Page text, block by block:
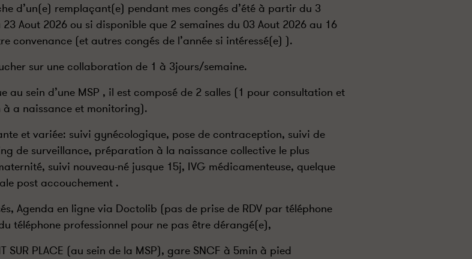
d’un(e) remplaçant(e) pendant mes congés d’été à partir du 3
23 Aout 2026 ou si disponible que 2 semaines du 03 Aout 2026 au 16
convenance (et autres congés de l’année si intéressé(e) ).
sur une collaboration de 1 à 3jours/semaine.
au sein d’une MSP , il est composé de 2 salles (1 pour consultation et
a naissance et monitoring).
et variée: suivi gynécologique, pose de contraception, suivi de
de surveillance, préparation à la naissance collective le plus
suivi nouveau-né jusque 15j, IVG médicamenteuse, quelque
post accouchement .
Agenda en ligne via Doctolib (pas de prise de RDV par téléphone
téléphone professionnel pour ne pas être dérangé(e),
SUR PLACE (au sein de la MSP), gare SNCF à 5min à pied